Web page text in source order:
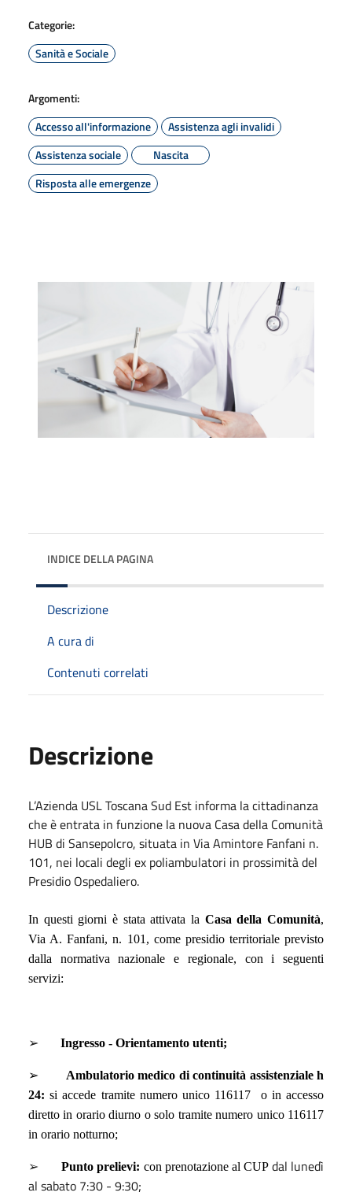
Categorie:
Sanità e Sociale
Argomenti:
Accesso all'informazione
Assistenza agli invalidi
Assistenza sociale
Nascita
Risposta alle emergenze
INDICE DELLA PAGINA
Descrizione
A cura di
Contenuti correlati
Descrizione
L’Azienda USL Toscana Sud Est informa la cittadinanza
che è entrata in funzione la nuova Casa della Comunità
HUB di Sansepolcro, situata in Via Amintore Fanfani n.
101, nei locali degli ex poliambulatori in prossimità del
Presidio Ospedaliero.
In questi giorni è stata attivata la Casa della Comunità,
Via A. Fanfani, n. 101, come presidio territoriale previsto
dalla normativa nazionale e regionale, con i seguenti
servizi:
➢ Ingresso - Orientamento utenti;
➢
Ambulatorio medico di continuità assistenziale h
24: si accede tramite numero unico 116117
o in accesso
diretto in orario diurno o solo tramite numero unico 116117
in orario notturno;
➢ Punto prelievi: con prenotazione al CUP dal lunedì
al sabato 7:30 - 9:30;